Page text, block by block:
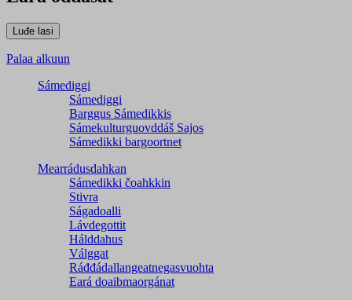
Palaa alkuun
Sámediggi
Sámediggi
Barggus Sámedikkis
Sámekulturguovddáš Sajos
Sámedikki bargoortnet
Mearrádusdahkan
Sámedikki čoahkkin
Stivra
Ságadoalli
Lávdegottit
Hálddahus
Válggat
Ráđđádallangeatnegas­vuohta
Eará doaibmaorgánat